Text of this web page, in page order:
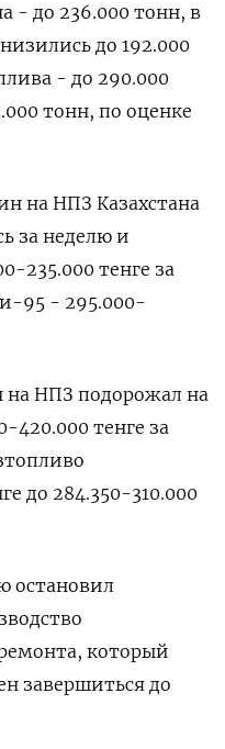
- до 236.000 тонн, в
до 192.000
- до 290.000
тонн, по оценке
на НПЗ Казахстана
за неделю и
235.000 тенге за
95 - 295.000-
на НПЗ подорожал на
420.000 тенге за
до 284.350-310.000
остановил
который
завершиться до